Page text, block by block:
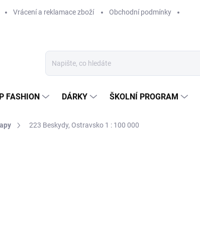
Vrácení a reklamace zboží Obchodní podmínky
FASHION DÁRKY ŠKOLNÍ PROGRAM
223 Beskydy, Ostravsko 1 : 100 000